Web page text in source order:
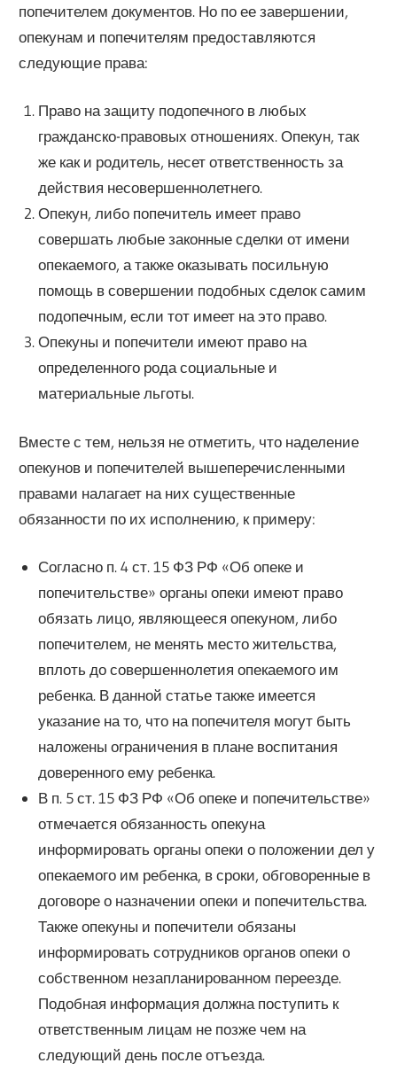
попечителем документов. Но по ее завершении,
опекунам и попечителям предоставляются
следующие права:
Право на защиту подопечного в любых
гражданско-правовых отношениях. Опекун, так
же как и родитель, несет ответственность за
действия несовершеннолетнего.
Опекун, либо попечитель имеет право
совершать любые законные сделки от имени
опекаемого, а также оказывать посильную
помощь в совершении подобных сделок самим
подопечным, если тот имеет на это право.
Опекуны и попечители имеют право на
определенного рода социальные и
материальные льготы.
Вместе с тем, нельзя не отметить, что наделение
опекунов и попечителей вышеперечисленными
правами налагает на них существенные
обязанности по их исполнению, к примеру:
Согласно п. 4 ст. 15 ФЗ РФ «Об опеке и
попечительстве» органы опеки имеют право
обязать лицо, являющееся опекуном, либо
попечителем, не менять место жительства,
вплоть до совершеннолетия опекаемого им
ребенка. В данной статье также имеется
указание на то, что на попечителя могут быть
наложены ограничения в плане воспитания
доверенного ему ребенка.
В п. 5 ст. 15 ФЗ РФ «Об опеке и попечительстве»
отмечается обязанность опекуна
информировать органы опеки о положении дел у
опекаемого им ребенка, в сроки, обговоренные в
договоре о назначении опеки и попечительства.
Также опекуны и попечители обязаны
информировать сотрудников органов опеки о
собственном незапланированном переезде.
Подобная информация должна поступить к
ответственным лицам не позже чем на
следующий день после отъезда.